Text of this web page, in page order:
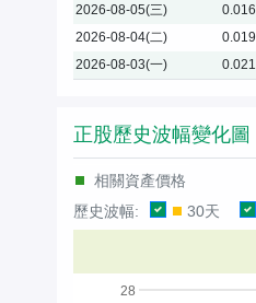
2026-08-05(三)
0.016
2026-08-04(二)
0.019
2026-08-03(一)
0.021
正股歷史波幅變化圖
相關資產價格
歷史波幅:
30天
28